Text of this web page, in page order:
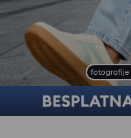
fotografije